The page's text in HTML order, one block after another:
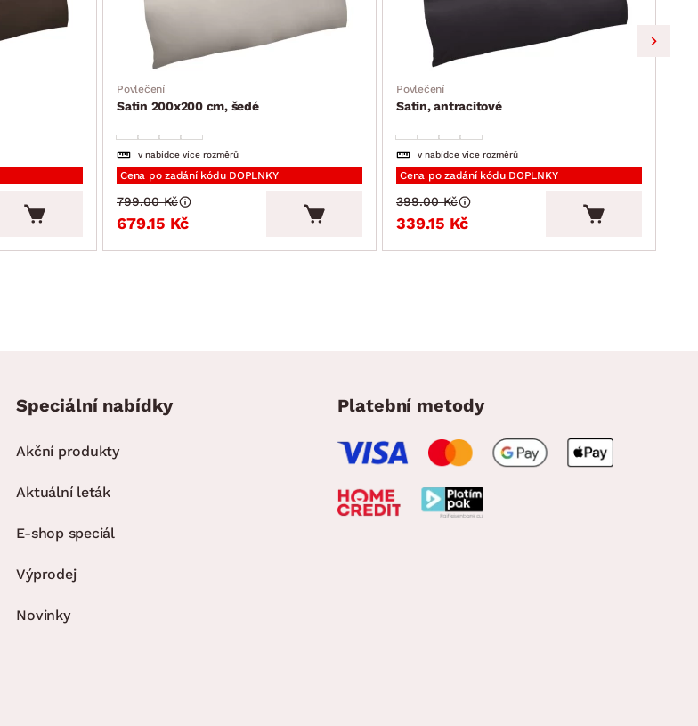
Povlečení
Satin 200x200 cm, šedé
v nabídce více rozměrů
Cena po zadání kódu DOPLNKY
679.15 Kč
799.00 Kč
Povlečení
Satin, antracitové
v nabídce více rozměrů
Cena po zadání kódu DOPLNKY
339.15 Kč
399.00 Kč
Speciální nabídky
Akční produkty
Aktuální leták
E-shop speciál
Výprodej
Novinky
Platební metody